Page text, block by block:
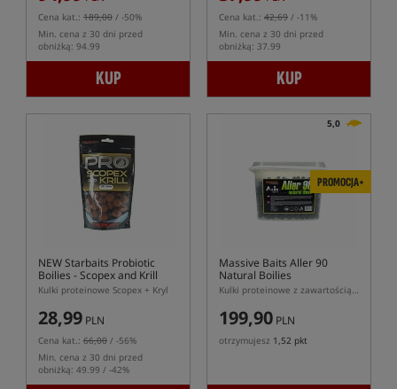
Cena kat.: 189,00 / -50%
Min. cena z 30 dni przed
obniżką: 94.99
KUP
Cena kat.: 42,69 / -11%
Min. cena z 30 dni przed
obniżką: 37.99
KUP
NEW Starbaits Probiotic
Boilies - Scopex and Krill
Kulki proteinowe Scopex + Kryl
28,99 PLN
Cena kat.: 66,00 / -56%
Min. cena z 30 dni przed
obniżką: 49.99 / -42%
5,0
PROMOCJA+
Massive Baits Aller 90
Natural Boilies
Kulki proteinowe z zawartością 90% pelletu Aller Aqua o naturalnym zapachu
199,90 PLN
otrzymujesz 1,52 pkt